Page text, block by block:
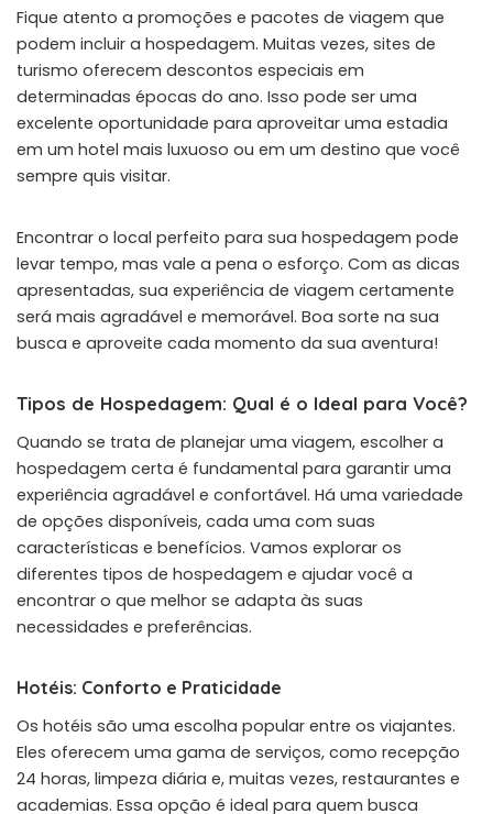
Fique atento a promoções e pacotes de viagem que
podem incluir a hospedagem. Muitas vezes, sites de
turismo oferecem descontos especiais em
determinadas épocas do ano. Isso pode ser uma
excelente oportunidade para aproveitar uma estadia
em um hotel mais luxuoso ou em um destino que você
sempre quis visitar.
Encontrar o local perfeito para sua hospedagem pode
levar tempo, mas vale a pena o esforço. Com as dicas
apresentadas, sua experiência de viagem certamente
será mais agradável e memorável. Boa sorte na sua
busca e aproveite cada momento da sua aventura!
Tipos de Hospedagem: Qual é o Ideal para Você?
Quando se trata de planejar uma viagem, escolher a
hospedagem certa é fundamental para garantir uma
experiência agradável e confortável. Há uma variedade
de opções disponíveis, cada uma com suas
características e benefícios. Vamos explorar os
diferentes tipos de hospedagem e ajudar você a
encontrar o que melhor se adapta às suas
necessidades e preferências.
Hotéis: Conforto e Praticidade
Os hotéis são uma escolha popular entre os viajantes.
Eles oferecem uma gama de serviços, como recepção
24 horas, limpeza diária e, muitas vezes, restaurantes e
academias. Essa opção é ideal para quem busca